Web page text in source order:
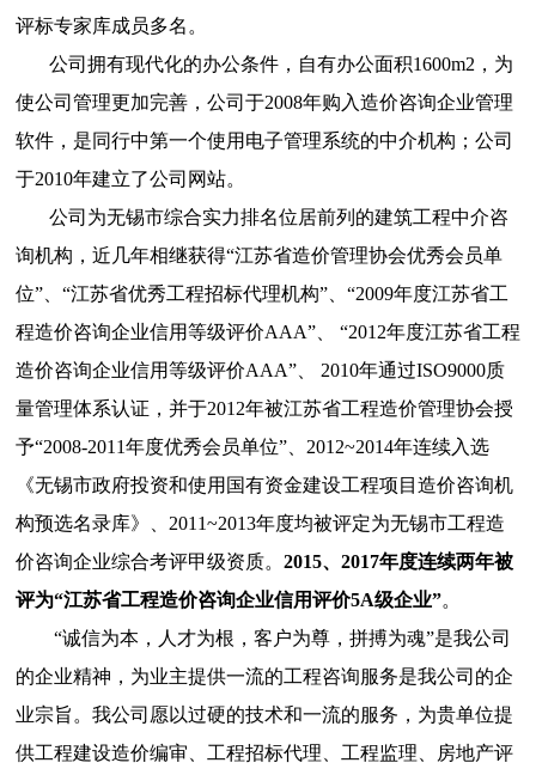
评标专家库成员多名。
公司拥有现代化的办公条件，自有办公面积1600m2 ，为
使公司管理更加完善，公司于2008年购入造价咨询企业管理
软件，是同行中第一个使用电子管理系统的中介机构；公司
于2010年建立了公司网站。
公司为无锡市综合实力排名位居前列的建筑工程中介咨
询机构，近几年相继获得“江苏省造价管理协会优秀会员单
位”、“江苏省优秀工程招标代理机构”、“2009年度江苏省工
程造价咨询企业信用等级评价AAA”、 “2012年度江苏省工程
造价咨询企业信用等级评价AAA”、 2010年通过ISO9000质
量管理体系认证，并于2012年被江苏省工程造价管理协会授
予“2008-2011年度优秀会员单位”、 2012~2014年连续入选
《无锡市政府投资和使用国有资金建设工程项目造价咨询机
构预选名录库》、 2011~2013年度均被评定为无锡市工程造
价咨询企业综合考评甲级资质。 2015、 2017年度连续两年被
评为“江苏省工程造价咨询企业信用评价5A级企业”。
“诚信为本，人才为根，客户为尊，拼搏为魂”是我公司
的企业精神，为业主提供一流的工程咨询服务是我公司的企
业宗旨。我公司愿以过硬的技术和一流的服务，为贵单位提
供工程建设造价编审、工程招标代理、工程监理、房地产评